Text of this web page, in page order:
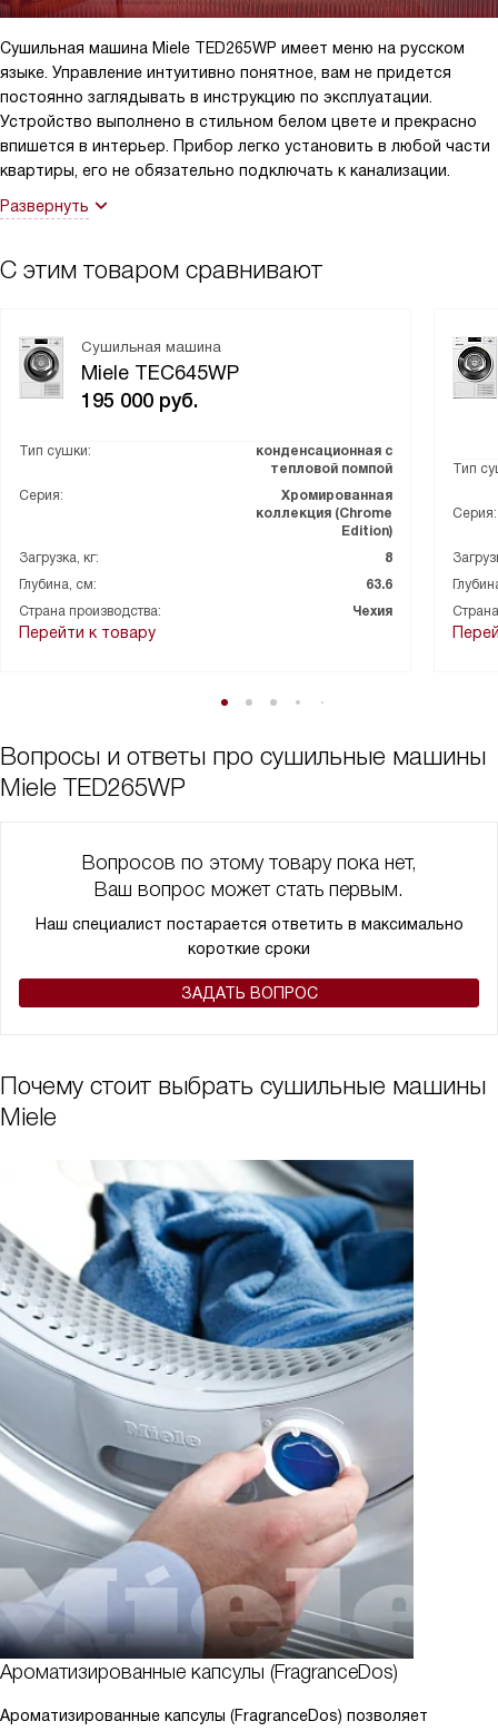
Сушильная машина Miele TED265WP имеет меню на русском
языке. Управление интуитивно понятное, вам не придется
постоянно заглядывать в инструкцию по эксплуатации.
Устройство выполнено в стильном белом цвете и прекрасно
впишется в интерьер. Прибор легко установить в любой части
квартиры, его не обязательно подключать к канализации.
Развернуть
С этим товаром сравнивают
Сушильная машина
Miele TEC645WP
195 000 руб.
Тип сушки:
конденсационная с
тепловой помпой
Серия:
Хромированная
коллекция (Chrome
Edition)
Загрузка, кг:
8
Глубина, см:
63.6
Страна производства:
Чехия
Перейти к товару
Тип
Серия:
Вопросы и ответы про сушильные машины
Miele TED265WP
Вопросов по этому товару пока нет,
Ваш вопрос может стать первым.
Наш специалист постарается ответить в максимально
короткие сроки
ЗАДАТЬ ВОПРОС
Почему стоит выбрать сушильные машины
Miele
Ароматизированные капсулы (FragranceDos)
Ароматизированные капсулы (FragranceDos) позволяет